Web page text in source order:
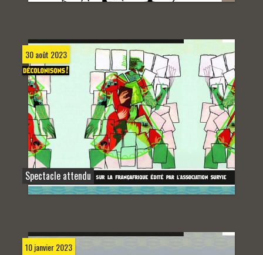
30 août 2023
Spectacle attendu
10 janvier 2023